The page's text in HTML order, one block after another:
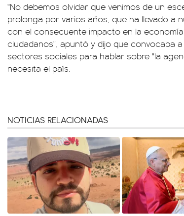
"No debemos olvidar que venimos de un
prolonga por varios años, que ha llevado a
con el consecuente impacto en la
ciudadanos", apuntó y dijo que convocaba
sectores sociales para hablar sobre "la
necesita el país.
NOTICIAS RELACIONADAS